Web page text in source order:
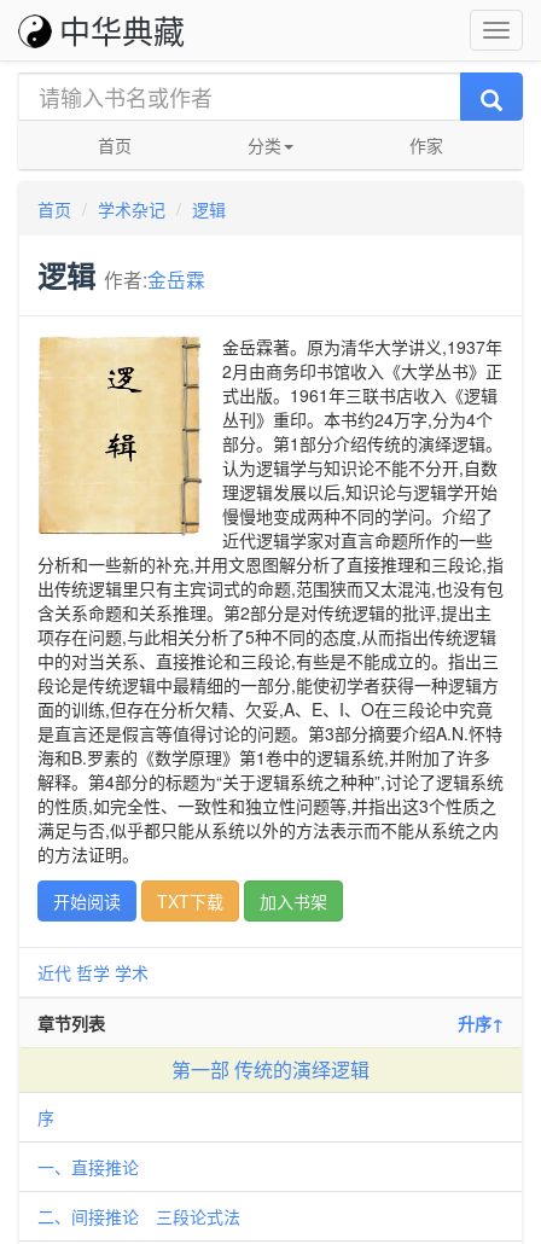
中华典藏
首页 分类 作家
首页 学术杂记 逻辑
逻辑 作者:金岳霖
金岳霖著。原为清华大学讲义,1937年
2月由商务印书馆收入《大学丛书》正
式出版。1961年三联书店收入《逻辑
丛刊》重印。本书约24万字,分为4个
部分。第1部分介绍传统的演绎逻辑。
认为逻辑学与知识论不能不分开,自数
理逻辑发展以后,知识论与逻辑学开始
慢慢地变成两种不同的学问。介绍了
近代逻辑学家对直言命题所作的一些
分析和一些新的补充,并用文恩图解分析了直接推理和三段论,指
出传统逻辑里只有主宾词式的命题,范围狭而又太混沌,也没有包
含关系命题和关系推理。第2部分是对传统逻辑的批评,提出主
项存在问题,与此相关分析了5种不同的态度,从而指出传统逻辑
中的对当关系、直接推论和三段论,有些是不能成立的。指出三
段论是传统逻辑中最精细的一部分,能使初学者获得一种逻辑方
面的训练,但存在分析欠精、欠妥,A、E、I、O在三段论中究竟
是直言还是假言等值得讨论的问题。第3部分摘要介绍A.N.怀特
海和B.罗素的《数学原理》第1卷中的逻辑系统,并附加了许多
解释。第4部分的标题为“关于逻辑系统之种种”,讨论了逻辑系统
的性质,如完全性、一致性和独立性问题等,并指出这3个性质之
满足与否,似乎都只能从系统以外的方法表示而不能从系统之内
的方法证明。
开始阅读
TXT下载 加入书架
近代 哲学 学术
章节列表 升序↑
第一部 传统的演绎逻辑
序
一、直接推论
二、间接推论 三段论式法